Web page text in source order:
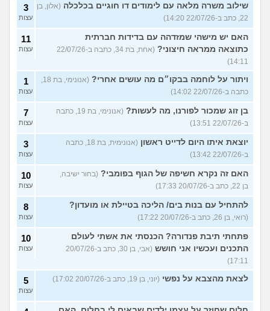
שילוב משרה מלאה עם לימודים דו חוגיים בכלכלה (אלון, בן
22, כתב ב-22/07/26 14:20)
3
עצות
האם יש מישהי שמזדהה עם בדידות חברתית
כתוצאה ממראה חיצוני?
(אחת, בת 34, כתבה ב-22/07/26
14:11)
11
עצות
ויתור על לוחמה בבקו״ם מה עושים אחרי?
כתבה ב-22/07/26 14:02)
1
עצות
בן זוג שמכור לפורנו, מה לעשות?
(אנונימי, בת 19, כתבה
ב-22/07/26 13:51)
7
עצות
יוצאת איתו היום לדייט ראשון
(אנונימית, בת 18, כתבה
ב-22/07/26 13:42)
3
עצות
האם זה נקרא חשיפה של הגוף בפומבי? (בחור ישיבה,
בן 22, כתב ב-20/07/26 17:33)
10
עצות
להתחיל עם בנות בים/ הליכה בטיילת או מועדון?
(רואי, בן 26, כתב ב-20/07/26 17:22)
8
עצות
פתחתי תיבת פנדורה? הכנסתי את אשתי לעולם
התכנים ועכשיו אני חושש
(אבי, בן 30, כתב ב-20/07/26
17:11)
10
עצות
לצאת מהצבא על נפשי (יוני, בן 19, כתב ב-20/07/26 17:02) 5
עצות